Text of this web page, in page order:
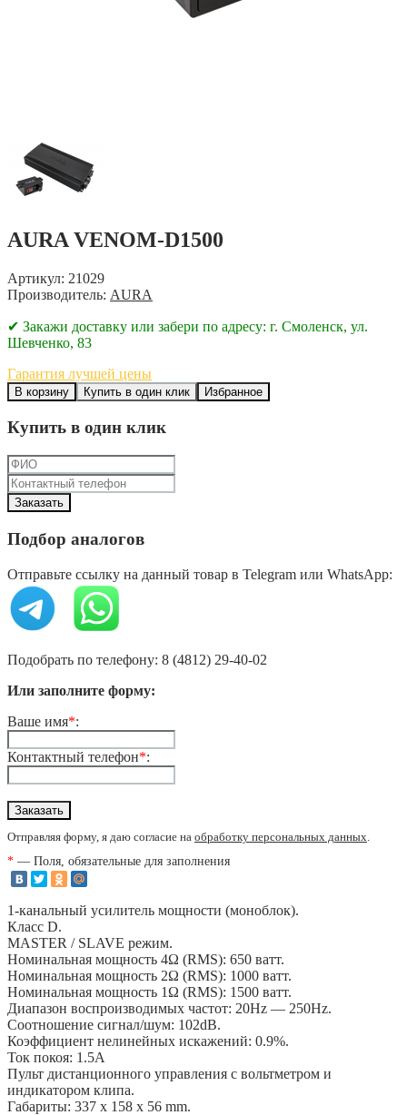
AURA VENOM-D1500
Артикул: 21029
Производитель: AURA
✔ Закажи доставку или забери по адресу: г. Смоленск, ул.
Шевченко, 83
Гарантия лучшей цены
В корзину Купить в один клик Избранное
Купить в один клик
Подбор аналогов
Отправьте ссылку на данный товар в Telegram или WhatsApp:
Подобрать по телефону: 8 (4812) 29-40-02
Или заполните форму:
Ваше имя*:
Контактный телефон*:
Отправляя форму, я даю согласие на обработку персональных данных.
* — Поля, обязательные для заполнения
1-канальный усилитель мощности (моноблок).
Класс D.
MASTER / SLAVE режим.
Номинальная мощность 4Ω (RMS): 650 ватт.
Номинальная мощность 2Ω (RMS): 1000 ватт.
Номинальная мощность 1Ω (RMS): 1500 ватт.
Диапазон воспроизводимых частот: 20Hz — 250Hz.
Соотношение сигнал/шум: 102dB.
Коэффициент нелинейных искажений: 0.9%.
Ток покоя: 1.5А
Пульт дистанционного управления с вольтметром и
индикатором клипа.
Габариты: 337 x 158 x 56 mm.